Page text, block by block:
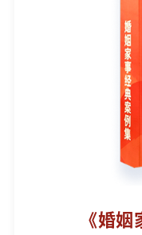
《婚